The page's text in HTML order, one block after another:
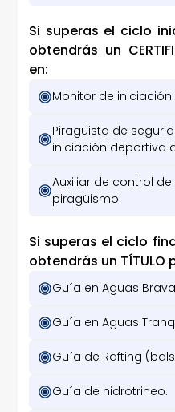
Si superas el ciclo
obtendrás un
en:
Monitor de
Piragüista de
iniciación deportiva
Auxiliar de control
piragüismo.
Si superas el ciclo
obtendrás un
Guía en Aguas
Guía en Aguas
Guía de Rafting
Guía de hidrotrineo.